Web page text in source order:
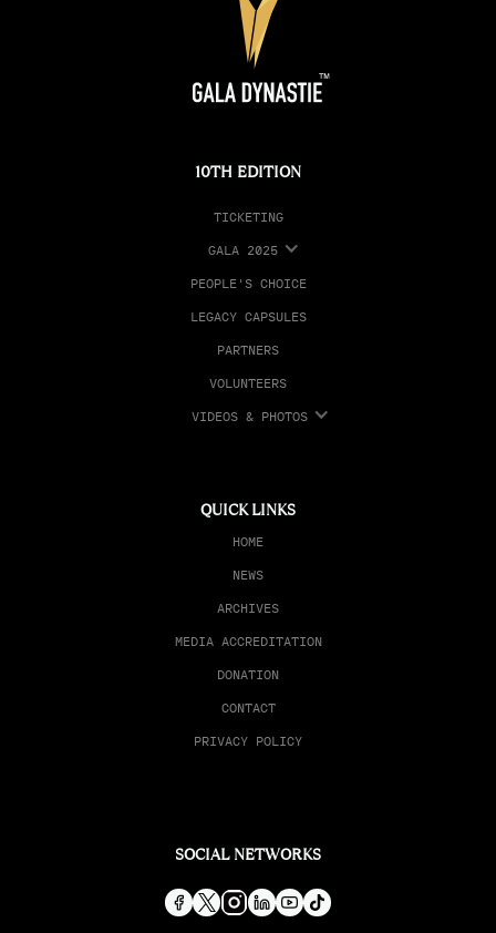
10TH EDITION
TICKETING
GALA 2025
PEOPLE'S CHOICE
LEGACY CAPSULES
PARTNERS
VOLUNTEERS
VIDEOS & PHOTOS
QUICK LINKS
HOME
NEWS
ARCHIVES
MEDIA ACCREDITATION
DONATION
CONTACT
PRIVACY POLICY
SOCIAL NETWORKS